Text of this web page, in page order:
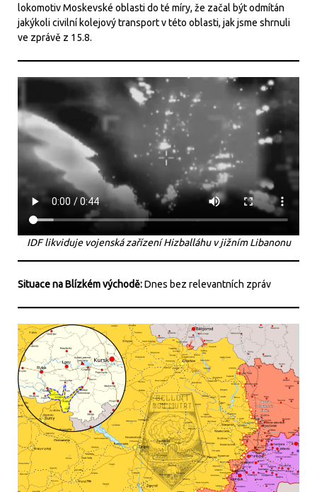
lokomotiv Moskevské oblasti do té míry, že začal být odmítán
jakýkoli civilní kolejový transport v této oblasti, jak jsme shrnuli
ve zprávě z 15.8.
IDF likviduje vojenská zařízení Hizballáhu v jižním Libanonu
Situace na Blízkém východě:Dnes bez relevantních zpráv